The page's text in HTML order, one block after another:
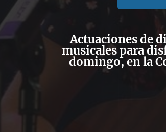
Actuaciones de
musicales para
domingo, en la